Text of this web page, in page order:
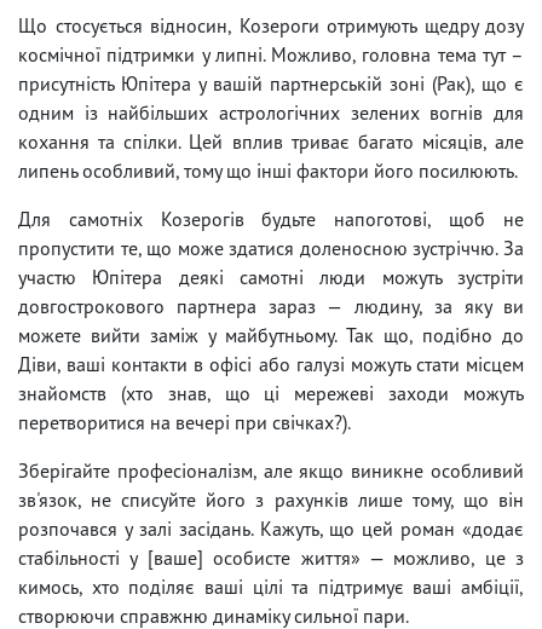
Що стосується відносин, Козероги отримують щедру дозу
космічної підтримки у липні. Можливо, головна тема тут –
присутність Юпітера у вашій партнерській зоні (Рак), що є
одним із найбільших астрологічних зелених вогнів для
кохання та спілки. Цей вплив триває багато місяців, але
липень особливий, тому що інші фактори його посилюють.
Для самотніх Козерогів будьте напоготові, щоб не
пропустити те, що може здатися доленосною зустріччю. За
участю Юпітера деякі самотні люди можуть зустріти
довгострокового партнера зараз — людину, за яку ви
можете вийти заміж у майбутньому. Так що, подібно до
Діви, ваші контакти в офісі або галузі можуть стати місцем
знайомств (хто знав, що ці мережеві заходи можуть
перетворитися на вечері при свічках?).
Зберігайте професіоналізм, але якщо виникне особливий
зв'язок, не списуйте його з рахунків лише тому, що він
розпочався у залі засідань. Кажуть, що цей роман «додає
стабільності у [ваше] особисте життя» — можливо, це з
кимось, хто поділяє ваші цілі та підтримує ваші амбіції,
створюючи справжню динаміку сильної пари.